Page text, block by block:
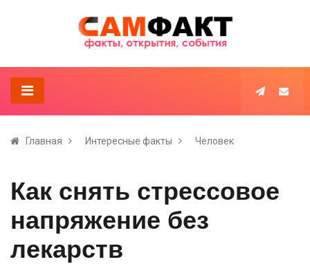
Главная Интересные факты Человек
Как снять стрессовое
напряжение без
лекарств